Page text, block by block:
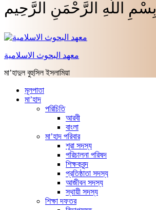
بِسْمِ اللَّهِ الرَّحْمَنِ الرَّحِيم
معهد البحوث الاسلامية
মা’হাদুল বুহুসিল ইসলামিয়া
মূলপাতা
মা’হাদ
পরিচিতি
আরবী
বাংলা
মা’হাদ পরিবার
শূরা সদস্য
পরিচালনা পরিষদ
শিক্ষকবৃন্দ
প্রতিষ্ঠাতা সদস্য
আজীবন সদস্য
স্থায়ী সদস্য
শিক্ষা দফতর